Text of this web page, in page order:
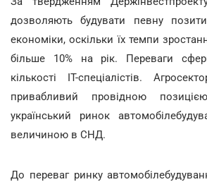
дозволяють будувати певну
економіки, оскільки їх темпи
більше 10% на рік. Переваги
кількості ІТ-спеціалістів.
привабливий провідною
український ринок
величиною в СНД.
До переваг ринку